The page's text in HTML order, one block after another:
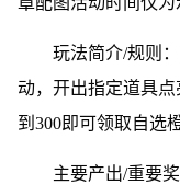
玩法简介/规则
动，开出指定道具
到300即可领取自选
主要产出/重要